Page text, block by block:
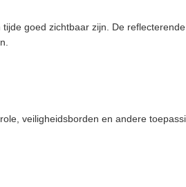
goed zichtbaar zijn. De
veiligheidsborden en andere